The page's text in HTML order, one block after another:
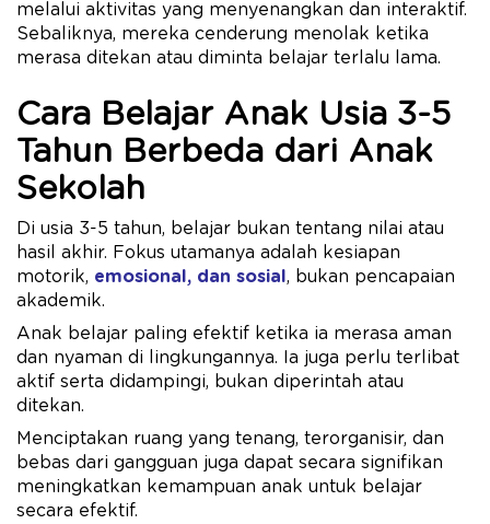
melalui aktivitas yang menyenangkan dan interaktif.
Sebaliknya, mereka cenderung menolak ketika
merasa ditekan atau diminta belajar terlalu lama.
Cara Belajar Anak Usia 3-5
Tahun Berbeda dari Anak
Sekolah
Di usia 3-5 tahun, belajar bukan tentang nilai atau
hasil akhir. Fokus utamanya adalah kesiapan
motorik, emosional, dan sosial, bukan pencapaian
akademik.
Anak belajar paling efektif ketika ia merasa aman
dan nyaman di lingkungannya. Ia juga perlu terlibat
aktif serta didampingi, bukan diperintah atau
ditekan.
Menciptakan ruang yang tenang, terorganisir, dan
bebas dari gangguan juga dapat secara signifikan
meningkatkan kemampuan anak untuk belajar
secara efektif.